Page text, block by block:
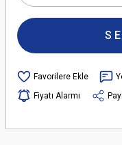
Fiyatı Alarmı